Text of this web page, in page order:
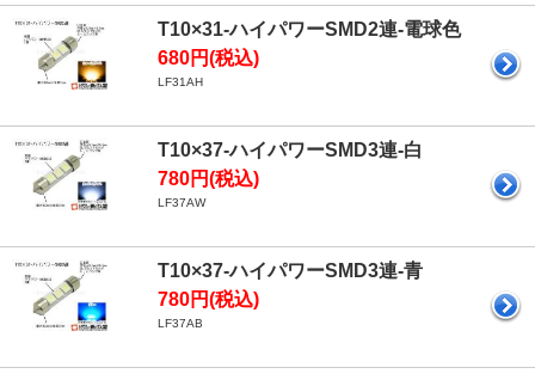
T10×31-ハイパワーSMD2連-電球色
680円(税込)
LF31AH
T10×37-ハイパワーSMD3連-白
780円(税込)
LF37AW
T10×37-ハイパワーSMD3連-青
780円(税込)
LF37AB